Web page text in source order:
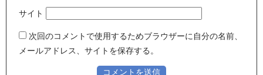
サイト
次回のコメントで使用するためブラウザーに自分の名前、
メールアドレス、サイトを保存する。